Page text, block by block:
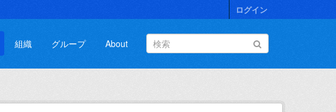
ログイン
組織 グループ About